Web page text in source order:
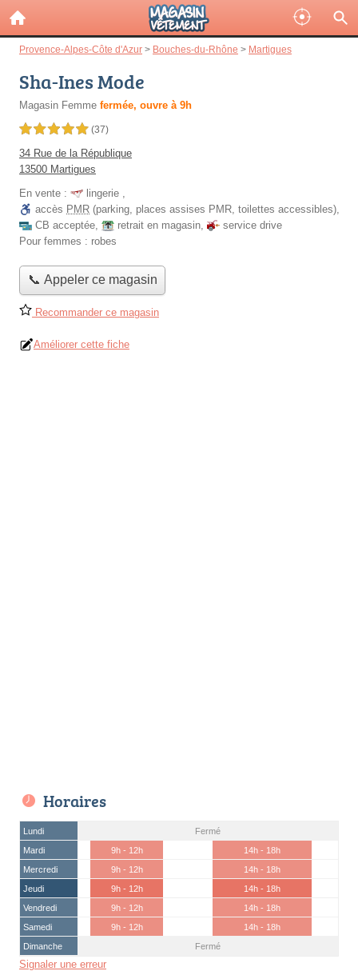
Provence-Alpes-Côte d'Azur > Bouches-du-Rhône > Martigues
Sha-Ines Mode
Magasin Femme fermée, ouvre à 9h
5,0 étoiles sur 5 (37)
34 Rue de la République
13500 Martigues
En vente :
lingerie ,
accès PMR (parking, places assises PMR, toilettes accessibles),
CB acceptée, retrait en magasin,
service drive
Pour femmes : robes
📞 Appeler ce magasin
Recommander ce magasin
Améliorer cette fiche
Horaires
Lundi
Fermé
Mardi
9h - 12h
14h - 18h
Mercredi
9h - 12h
14h - 18h
Jeudi
9h - 12h
14h - 18h
Vendredi
9h - 12h
14h - 18h
Samedi
9h - 12h
14h - 18h
Dimanche
Fermé
Signaler une erreur